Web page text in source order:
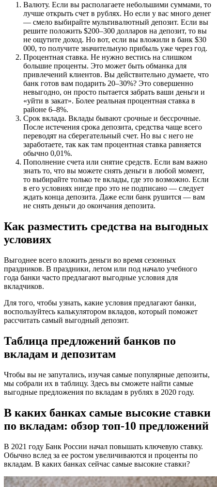
Валюту. Если вы располагаете небольшими суммами, то
лучше открыть счет в рублях. Но если у вас много денег
— смело выбирайте мультивалютный депозит. Если вы
решите положить $200–300 долларов на депозит, то вы
не ощутите доход. Но вот, если вы вложили в банк $30
000, то получите значительную прибыль уже через год.
Процентная ставка. Не нужно вестись на слишком
большие проценты. Это может быть обманка для
привлечений клиентов. Вы действительно думаете, что
банк готов вам подарить 20–30%? Это совершенно
невыгодно, он просто пытается забрать ваши деньги и
«уйти в закат». Более реальная процентная ставка в
районе 6–8%.
Срок вклада. Вклады бывают срочные и бессрочные.
После истечения срока депозита, средства чаще всего
переводят на сберегательный счет. Но вы с него не
заработаете, так как там процентная ставка равняется
обычно 0,01%.
Пополнение счета или снятие средств. Если вам важно
знать то, что вы можете снять деньги в любой момент,
то выбирайте только те вклады, где это возможно. Если
в его условиях нигде про это не подписано — следует
ждать конца депозита. Даже если банк рушится — вам
не снять деньги до окончания депозита.
Как разместить средства на выгодных
условиях
Выгоднее всего вложить деньги во время сезонных
праздников. В праздники, летом или под начало учебного
года банки часто предлагают выгодные условия для
вкладчиков.
Для того, чтобы узнать, какие условия предлагают банки,
воспользуйтесь калькулятором вкладов, который поможет
рассчитать самый выгодный депозит.
Таблица предложений банков по
вкладам и депозитам
Чтобы вы не запутались, изучая самые популярные депозиты,
мы собрали их в таблицу. Здесь вы сможете найти самые
выгодные предложения по вкладам в рублях в 2020 году.
В каких банках самые высокие ставки
по вкладам: обзор топ-10 предложений
В 2021 году Банк России начал повышать ключевую ставку.
Обычно вслед за ее ростом увеличиваются и проценты по
вкладам. В каких банках сейчас самые высокие ставки?